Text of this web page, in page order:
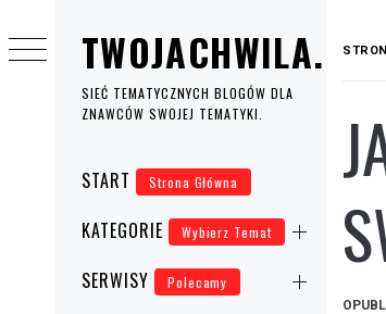
TWOJACHWILA.EU
SIEĆ TEMATYCZNYCH BLOGÓW DLA
ZNAWCÓW SWOJEJ TEMATYKI.
główneSTART Strona Główna
KATEGORIE Wybierz Temat
SERWISY Polecamy
do
treści